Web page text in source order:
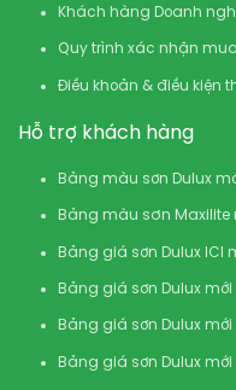
Khách hàng Doanh
Quy trình xác nhận
Điều khoản & điều kiện
Hỗ trợ khách hàng
Bảng màu sơn Dulux
Bảng màu sơn Maxilite
Bảng giá sơn Dulux ICI
Bảng giá sơn Dulux mới
Bảng giá sơn Dulux mới
Bảng giá sơn Dulux mới